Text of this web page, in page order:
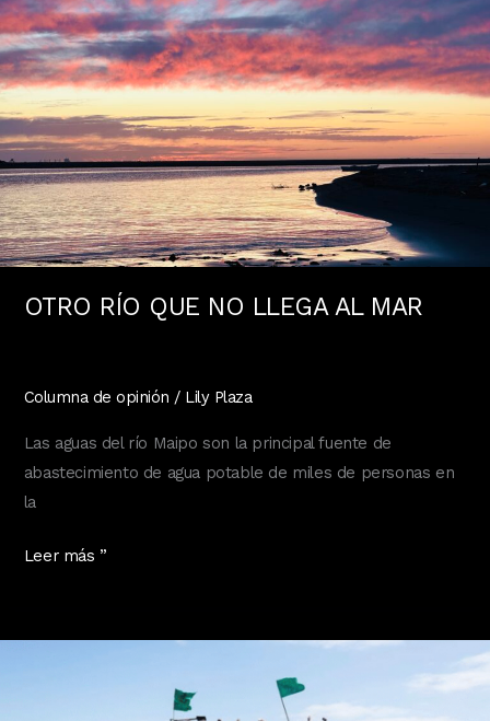
OTRO RÍO QUE NO LLEGA AL MAR
Columna de opinión / Lily Plaza
Las aguas del río Maipo son la principal fuente de
abastecimiento de agua potable de miles de personas en
la
OTRO
NO
Leer más ”